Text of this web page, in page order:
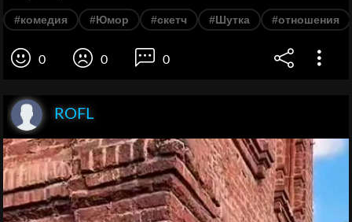
#комедия #Юмор #скетч #Шутка #отношения
0 0 0
ROFL